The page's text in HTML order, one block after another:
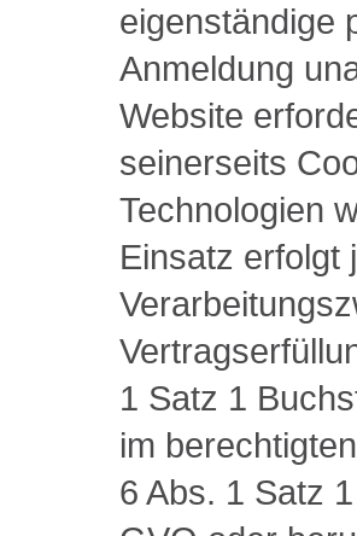
eigenständige
Anmeldung
Website
seinerseits
Technologien
Einsatz erfolgt
1 Satz 1
im
6 Abs. 1 Satz